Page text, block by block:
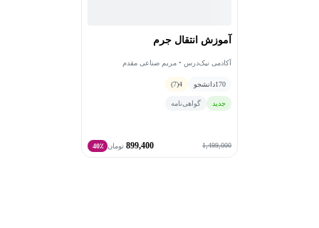
آموزش انتقال جرم
آکادمی نیک‌درس • مریم صناعی مقدم
170دانشجو 4
(7)
جدید گواهی‌نامه
1,499,000
899,400 تومان 40٪